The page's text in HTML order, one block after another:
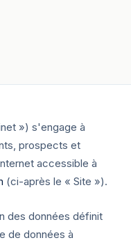
») s'engage à
prospects et
accessible à
(ci-après le « Site »).
des données définit
de données à